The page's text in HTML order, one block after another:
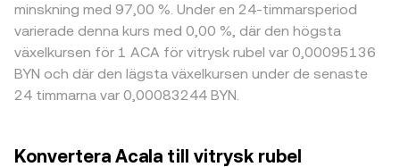
minskning med 97,00 %. Under en 24-timmarsperiod
varierade denna kurs med 0,00 %, där den högsta
växelkursen för 1 ACA för vitrysk rubel var 0,00095136
BYN och där den lägsta växelkursen under de senaste
24 timmarna var 0,00083244 BYN.
Konvertera Acala till vitrysk rubel